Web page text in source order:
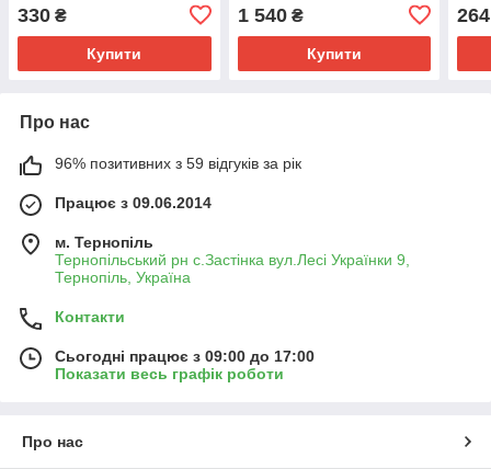
R190, R195
330 ₴
Купити
1 540₴
Купити
264
Про нас
96% позитивних з 59 відгуків за рік
Працює з 09.06.2014
м. Тернопіль
Тернопільський рн с.Застінка вул.Лесі Українки 9,
Тернопіль, Україна
Контакти
Сьогодні працює з 09:00 до 17:00
Показати весь графік роботи
Про нас